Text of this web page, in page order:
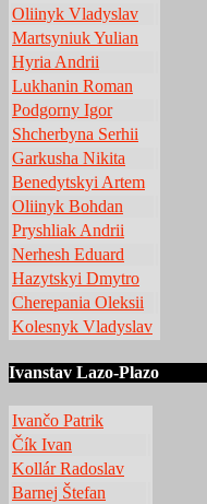
Oliinyk Vladyslav
Martsyniuk Yulian
Hyria Andrii
Lukhanin Roman
Podgorny Igor
Shcherbyna Serhii
Garkusha Nikita
Benedytskyi Artem
Oliinyk Bohdan
Pryshliak Andrii
Nerhesh Eduard
Hazytskyi Dmytro
Cherepania Oleksii
Kolesnyk Vladyslav
Ivanstav Lazo-Plazo
Ivančo Patrik
Čík Ivan
Kollár Radoslav
Barnej Štefan